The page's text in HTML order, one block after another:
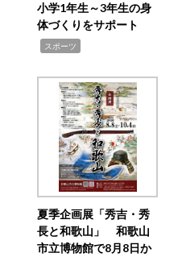
小学1年生～3年生の身
体づくりをサポート
スポーツ
夏季企画展「秀吉・秀
長と和歌山」 和歌山
市立博物館で8月8日か